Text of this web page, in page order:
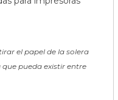
el papel de la solera
pueda existir entre